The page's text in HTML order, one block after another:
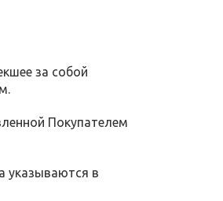
за собой
Покупателем
указываются в